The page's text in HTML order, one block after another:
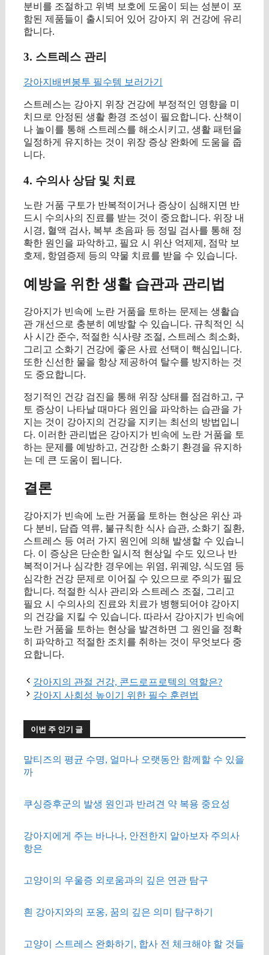
분비를 조절하고 위벽 보호에 도움이 되는 성분이 포
함된 제품들이 출시되어 있어 강아지 위 건강에 유리
합니다.
3. 스트레스 관리
강아지배변봉투 필수템 보러가기
스트레스는 강아지 위장 건강에 부정적인 영향을 미
치므로 안정된 생활 환경 조성이 필요합니다. 산책이
나 놀이를 통해 스트레스를 해소시키고, 생활 패턴을
일정하게 유지하는 것이 위장 증상 완화에 도움을 줍
니다.
4. 수의사 상담 및 치료
노란 거품 구토가 반복적이거나 증상이 심해지면 반
드시 수의사의 진료를 받는 것이 중요합니다. 위장 내
시경, 혈액 검사, 복부 초음파 등 정밀 검사를 통해 정
확한 원인을 파악하고, 필요 시 위산 억제제, 점막 보
호제, 항염증제 등의 약물 치료를 받을 수 있습니다.
예방을 위한 생활 습관과 관리법
강아지가 빈속에 노란 거품을 토하는 문제는 생활습
관 개선으로 충분히 예방할 수 있습니다. 규칙적인 식
사 시간 준수, 적절한 식사량 조절, 스트레스 최소화,
그리고 소화기 건강에 좋은 사료 선택이 핵심입니다.
또한 신선한 물을 항상 제공하여 탈수를 방지하는 것
도 중요합니다.
정기적인 건강 검진을 통해 위장 상태를 점검하고, 구
토 증상이 나타날 때마다 원인을 파악하는 습관을 가
지는 것이 강아지의 건강을 지키는 최선의 방법입니
다. 이러한 관리법은 강아지가 빈속에 노란 거품을 토
하는 문제를 예방하고, 건강한 소화기 환경을 유지하
는 데 큰 도움이 됩니다.
결론
강아지가 빈속에 노란 거품을 토하는 현상은 위산 과
다 분비, 담즙 역류, 불규칙한 식사 습관, 소화기 질환,
스트레스 등 여러 가지 원인에 의해 발생할 수 있습니
다. 이 증상은 단순한 일시적 현상일 수도 있으나 반
복적이거나 심각한 경우에는 위염, 위궤양, 식도염 등
심각한 건강 문제로 이어질 수 있으므로 주의가 필요
합니다. 적절한 식사 관리와 스트레스 조절, 그리고
필요 시 수의사의 진료와 치료가 병행되어야 강아지
의 건강을 지킬 수 있습니다. 따라서 강아지가 빈속에
노란 거품을 토하는 현상을 발견하면 그 원인을 정확
히 파악하고 적절한 조치를 취하는 것이 무엇보다 중
요합니다.
강아지의 관절 건강, 콘드로프로텍의 역할은?
강아지 사회성 높이기 위한 필수 훈련법
이번 주 인기 글
말티즈의 평균 수명, 얼마나 오랫동안 함께할 수 있을
까
쿠싱증후군의 발생 원인과 반려견 약 복용 중요성
강아지에게 주는 바나나, 안전한지 알아보자 주의사
항은
고양이의 우울증 외로움과의 깊은 연관 탐구
흰 강아지와의 포옹, 꿈의 깊은 의미 탐구하기
고양이 스트레스 완화하기, 합사 전 체크해야 할 것들